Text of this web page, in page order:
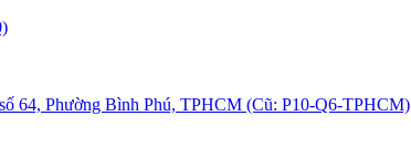
64, Phường Bình Phú, TPHCM (Cũ: P10-Q6-TPHCM)